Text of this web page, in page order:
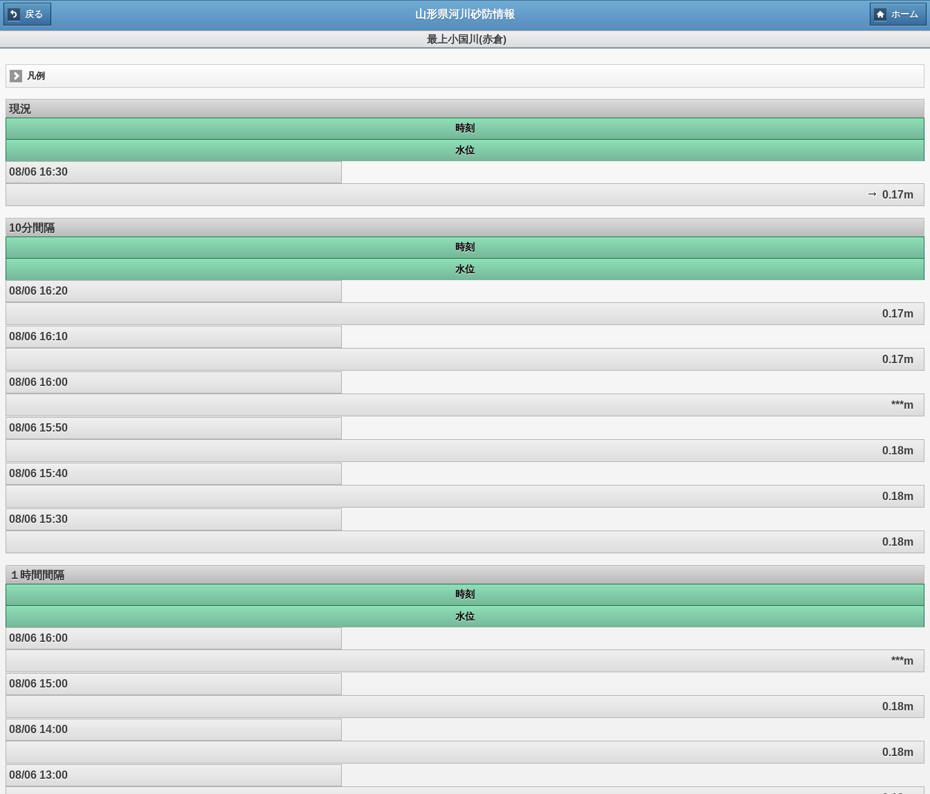
戻る 山形県河川砂防情報 ホーム
最上小国川(赤倉)
凡例
現況
時刻
水位
08/06 16:30
0.17m
10分間隔
時刻
水位
08/06 16:20
0.17m
08/06 16:10
0.17m
08/06 16:00
***m
08/06 15:50
0.18m
08/06 15:40
0.18m
08/06 15:30
0.18m
１時間間隔
時刻
水位
08/06 16:00
***m
08/06 15:00
0.18m
08/06 14:00
0.18m
08/06 13:00